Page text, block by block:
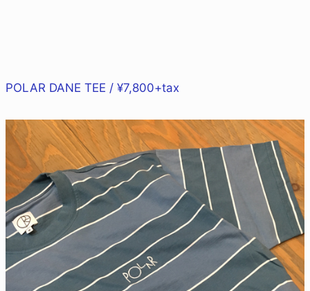
POLAR DANE TEE / ¥7,800+tax